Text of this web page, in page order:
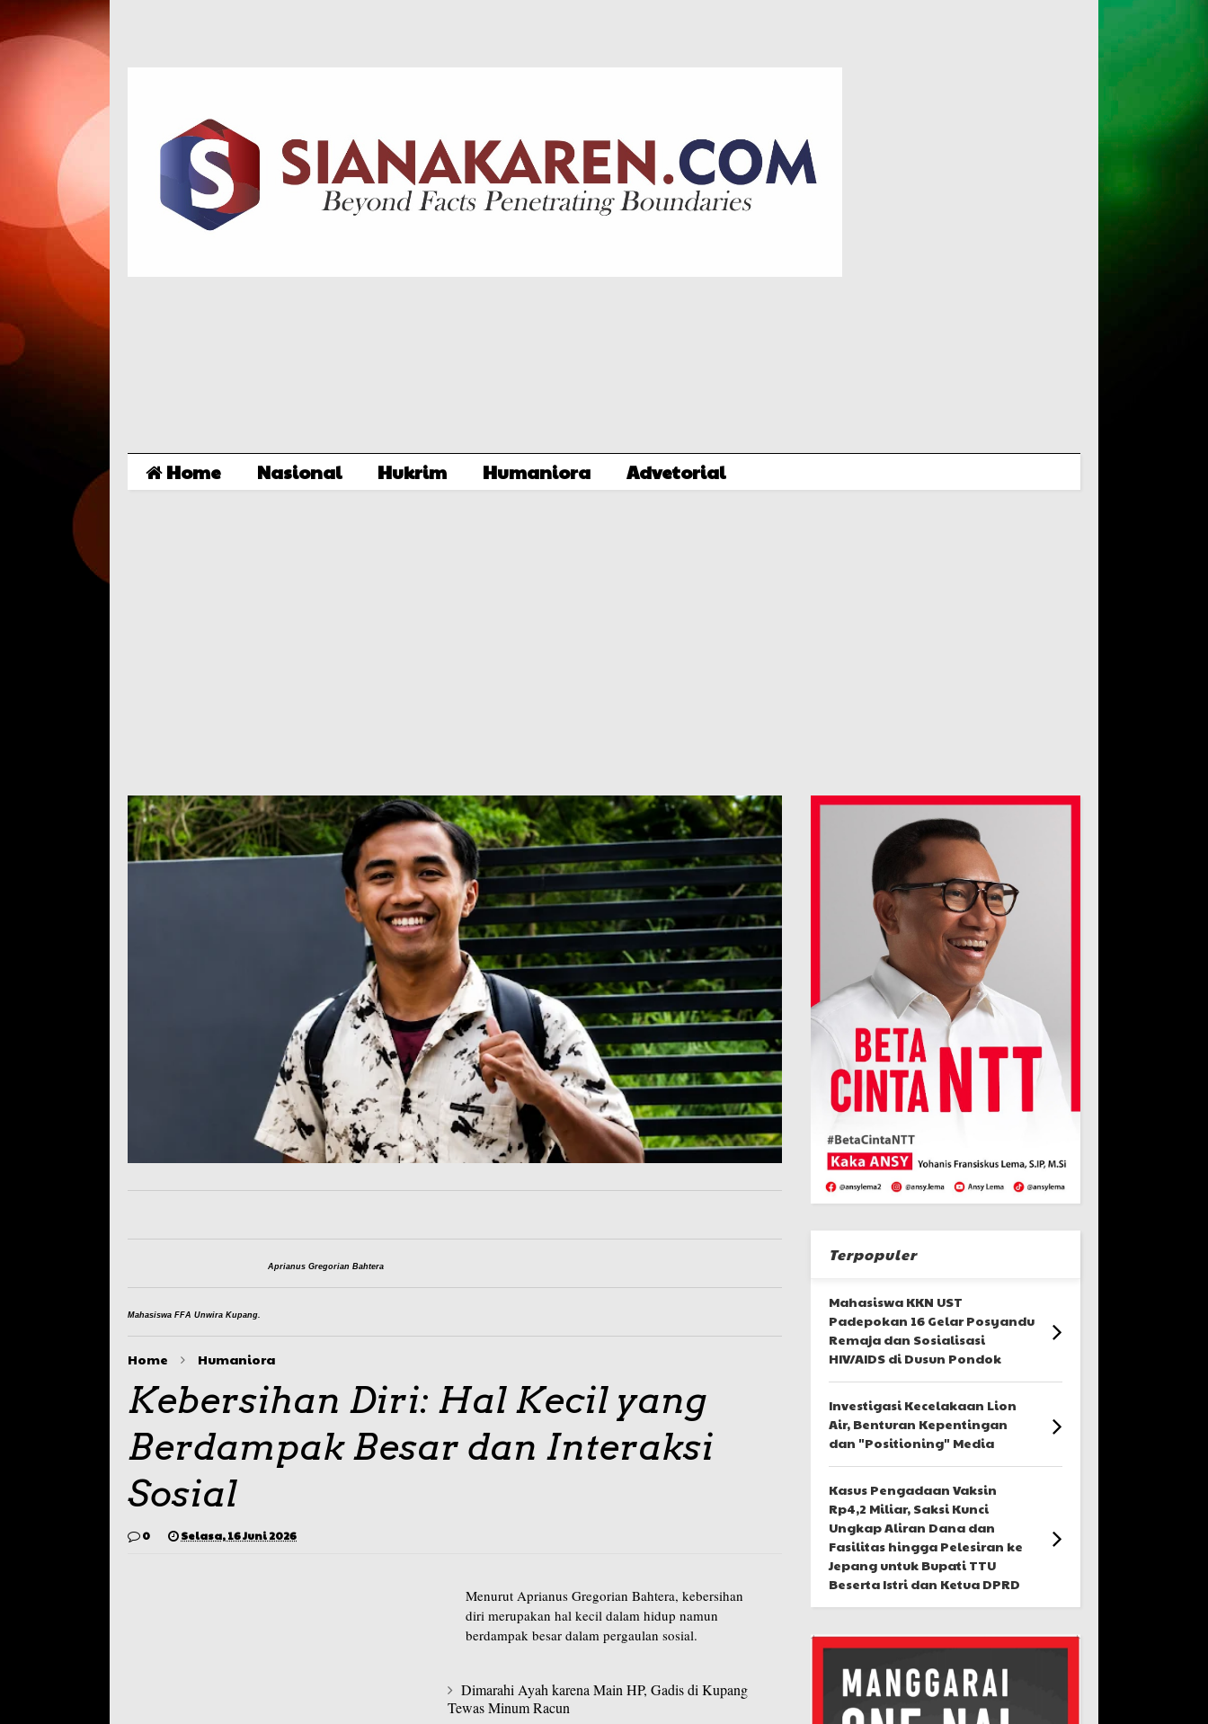
Home Nasional Hukrim Humaniora Advetorial
Aprianus Gregorian Bahtera
Mahasiswa FFA Unwira Kupang.
Home Humaniora
Kebersihan Diri: Hal Kecil yang
Berdampak Besar dan Interaksi
Sosial
0 Selasa, 16 Juni 2026
Menurut Aprianus Gregorian Bahtera, kebersihan
diri merupakan hal kecil dalam hidup namun
berdampak besar dalam pergaulan sosial.
Dimarahi Ayah karena Main HP, Gadis di Kupang
Tewas Minum Racun
Terpopuler
Mahasiswa KKN UST
Padepokan 16 Gelar Posyandu
Remaja dan Sosialisasi
HIV/AIDS di Dusun Pondok
Investigasi Kecelakaan Lion
Air, Benturan Kepentingan
dan "Positioning" Media
Kasus Pengadaan Vaksin
Rp4,2 Miliar, Saksi Kunci
Ungkap Aliran Dana dan
Fasilitas hingga Pelesiran ke
Jepang untuk Bupati TTU
Beserta Istri dan Ketua DPRD